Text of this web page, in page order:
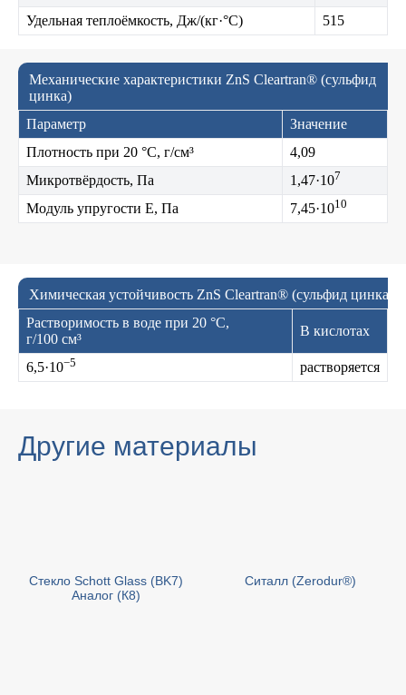
Удельная теплоёмкость, Дж/(кг·°C) 515
Механические характеристики ZnS Cleartran® (сульфид
цинка)
Параметр
Значение
Плотность при 20 °C, г/см³
4,09
Микротвёрдость, Па
1,47·107
Модуль упругости E, Па 7,45·1010
Химическая устойчивость ZnS Cleartran® (сульфид цинка)
Растворимость в воде при 20 °C,
г/100 см³
В кислотах
6,5·10−5 растворяется
Другие материалы
Стекло Schott Glass (BK7)
Аналог (К8)
Cиталл (Zerodur®)